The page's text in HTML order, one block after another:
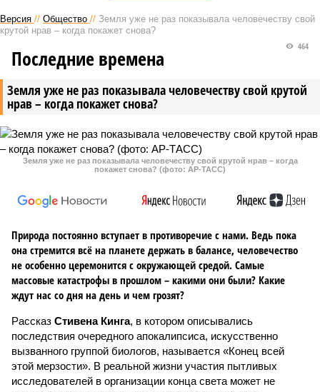
Версия // Общество // Земля уже не раз показывала человечеству свой
крутой нрав – когда покажет снова?
Земля уже не раз показывала человечеству свой крутой
нрав – когда покажет снова?
464
Последние времена
Земля уже не раз показывала человечеству свой крутой нрав – когда
покажет снова? (фото: АР-ТАСС)
Природа постоянно вступает в противоречие с нами. Ведь пока
она стремится всё на планете держать в балансе, человечество
не особенно церемонится с окружающей средой. Самые
массовые катастрофы в прошлом – какими они были? Какие
ждут нас со дня на день и чем грозят?
Рассказ Стивена Кинга, в котором описывались
последствия очередного апокалипсиса, искусственно
вызванного группой биологов, называется «Конец всей
этой мерзости». В реальной жизни участия пытливых
исследователей в организации конца света может не